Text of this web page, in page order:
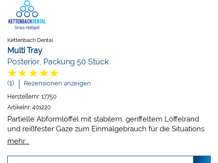
Kettenbach Dental
Multi Tray
Posterior, Packung 50 Stück
(1) Rezensionen anzeigen
Herstellernr: 17750
Artikelnr: 401220
Partielle Abformlöffel mit stabilem, geriffeltem Löffelrand
und reißfester Gaze zum Einmalgebrauch für die Situations
und Präzisionsabformung. Für Inlays/Onlays oder
in einem: Abdruck, Gegenabdruck und Bissregistrierung.
mehr...